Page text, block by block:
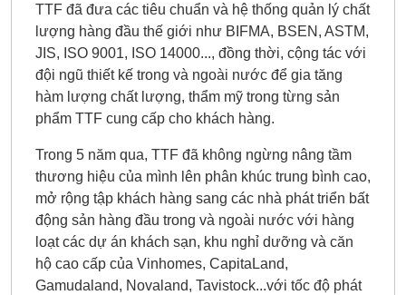
TTF đã đưa các tiêu chuẩn và hệ thống quản lý chất
lượng hàng đầu thế giới như BIFMA, BSEN, ASTM,
JIS, ISO 9001, ISO 14000..., đồng thời, cộng tác với
đội ngũ thiết kế trong và ngoài nước để gia tăng
hàm lượng chất lượng, thẩm mỹ trong từng sản
phẩm TTF cung cấp cho khách hàng.
Trong 5 năm qua, TTF đã không ngừng nâng tầm
thương hiệu của mình lên phân khúc trung bình cao,
mở rộng tập khách hàng sang các nhà phát triển bất
động sản hàng đầu trong và ngoài nước với hàng
loạt các dự án khách sạn, khu nghỉ dưỡng và căn
hộ cao cấp của Vinhomes, CapitaLand,
Gamudaland, Novaland, Tavistock...với tốc độ phát